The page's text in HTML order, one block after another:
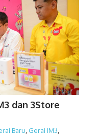
dan 3Store
Baru Gerai IM3